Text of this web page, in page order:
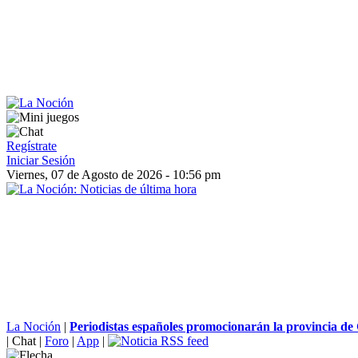
Regístrate
Iniciar Sesión
Viernes, 07 de Agosto de 2026 - 10:56 pm
La Noción | Periodistas españoles promocionarán la provincia de
| Chat | Foro | App |